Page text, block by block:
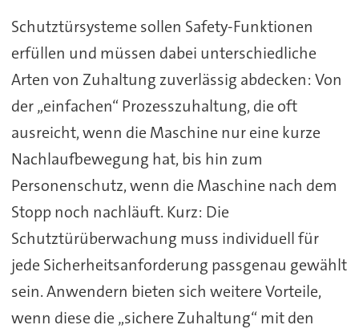
Schutztürsysteme sollen Safety-Funktionen
erfüllen und müssen dabei unterschiedliche
Arten von Zuhaltung zuverlässig abdecken: Von
der „einfachen“ Prozesszuhaltung, die oft
ausreicht, wenn die Maschine nur eine kurze
Nachlaufbewegung hat, bis hin zum
Personenschutz, wenn die Maschine nach dem
Stopp noch nachläuft. Kurz: Die
Schutztürüberwachung muss individuell für
jede Sicherheitsanforderung passgenau gewählt
sein. Anwendern bieten sich weitere Vorteile,
wenn diese die „sichere Zuhaltung“ mit den